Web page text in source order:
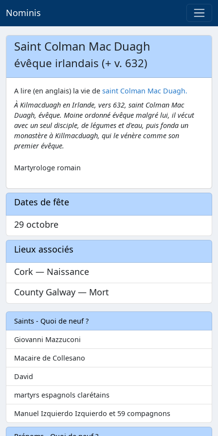
Nominis
Saint Colman Mac Duagh
évêque irlandais (+ v. 632)
A lire (en anglais) la vie de saint Colman Mac Duagh.
À Kilmacduagh en Irlande, vers 632, saint Colman Mac
Duagh, évêque. Moine ordonné évêque malgré lui, il vécut
avec un seul disciple, de légumes et d'eau, puis fonda un
monastère à Killmacduagh, qui le vénère comme son
premier évêque.
Martyrologe romain
Dates de fête
29 octobre
Lieux associés
Cork — Naissance
County Galway — Mort
Saints - Quoi de neuf ?
Giovanni Mazzuconi
Macaire de Collesano
David
martyrs espagnols clarétains
Manuel Izquierdo Izquierdo et 59 compagnons